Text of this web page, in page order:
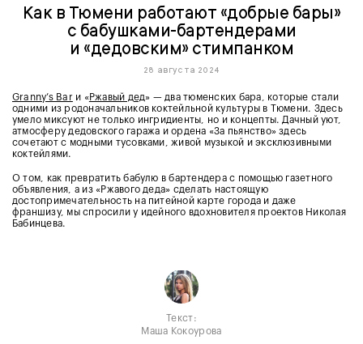
Как в Тюмени работают «добрые бары»
с бабушками-бартендерами
и «дедовским» стимпанком
28 августа 2024
Granny’s Barи «Ржавый дед» — два тюменских бара, которые стали
одними из родоначальников коктейльной культуры в Тюмени. Здесь
умело миксуют не только ингридиенты, но и концепты. Дачный уют,
атмосферу дедовского гаража и ордена «За пьянство» здесь
сочетают с модными тусовками, живой музыкой и эксклюзивными
коктейлями.
О том, как превратить бабулю в бартендера с помощью газетного
объявления, а из «Ржавого деда» сделать настоящую
достопримечательность на питейной карте города и даже
франшизу, мы спросили у идейного вдохновителя проектов Николая
Бабинцева.
Текст:
Маша Кокоурова